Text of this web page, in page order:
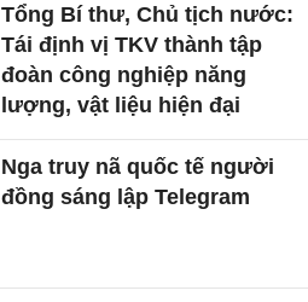
Tổng Bí thư, Chủ tịch nước:
Tái định vị TKV thành tập
đoàn công nghiệp năng
lượng, vật liệu hiện đại
Nga truy nã quốc tế người
đồng sáng lập Telegram